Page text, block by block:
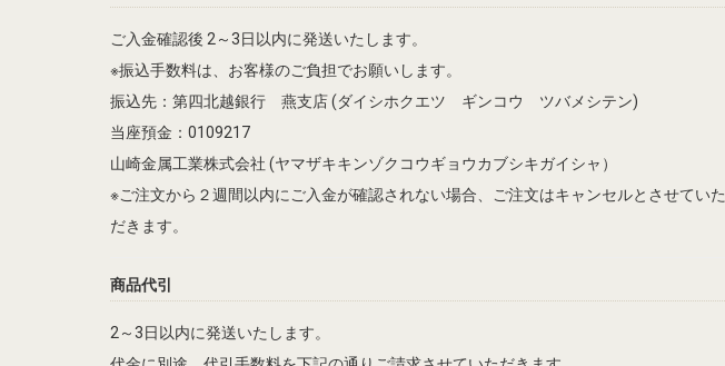
ご入金確認後 2～3日以内に発送いたします。
※振込手数料は、お客様のご負担でお願いします。
振込先：第四北越銀行 燕支店 (ダイシホクエツ ギンコウ ツバメシテン)
当座預金：0109217
山崎金属工業株式会社 (ヤマザキキンゾクコウギョウカブシキガイシャ）
※ご注文から２週間以内にご入金が確認されない場合、ご注文はキャンセルとさせていた
だきます。
商品代引
2～3日以内に発送いたします。